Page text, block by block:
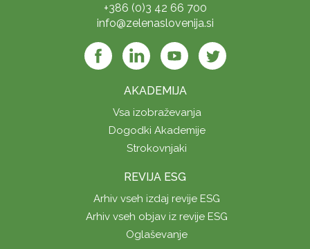
+386 (0)3 42 66 700
info@zelenaslovenija.si
AKADEMIJA
Vsa izobraževanja
Dogodki Akademije
Strokovnjaki
REVIJA ESG
Arhiv vseh izdaj revije ESG
Arhiv vseh objav iz revije ESG
Oglaševanje